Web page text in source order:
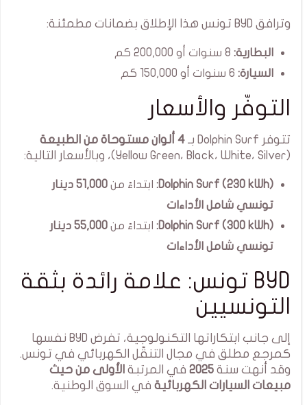
وترافق BYD تونس هذا الإطلاق بضمانات مطمئنة:
البطارية:
السيارة:
التوفّر والأسعار
تتوفر Dolphin Surf بـ
4 ألوان مستوحاة من الطبيعة
(Yellow Green، Black، White، Silver)، وبالأسعار التالية:
Dolphin Surf (230 kWh): ابتداءً من
51,000 دينار
تونسي شامل الأداءات
Dolphin Surf (300 kWh):
ابتداءً من
55,000 دينار
تونسي شامل الأداءات
BYD تونس: علامة رائدة بثقة
التونسيين
إلى جانب ابتكاراتها التكنولوجية، تفرض BYD نفسها
كمرجع مطلق في مجال التنقّل الكهربائي في تونس.
وقد أنهت سنة 2025 في المرتبة الأولى من حيث
مبيعات السيارات الكهربائية في السوق الوطنية.